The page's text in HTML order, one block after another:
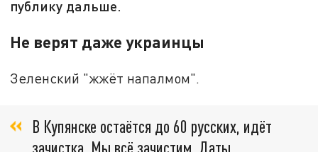
публику дальше.
Не верят даже украинцы
Зеленский "жжёт напалмом".
В Купянске остаётся до 60 русских, идёт
зачистка. Мы всё зачистим. Даты